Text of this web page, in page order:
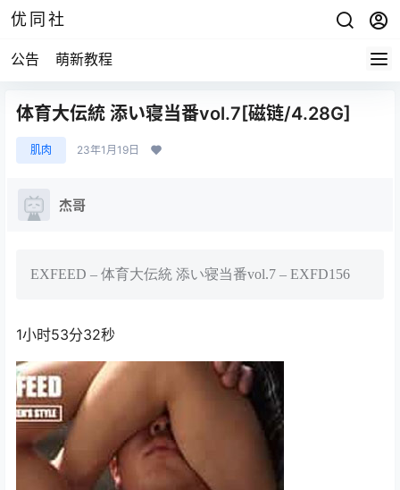
优同社
公告 萌新教程
体育大伝統 添い寝当番vol.7[磁链/4.28G]
肌肉 23年1月19日
杰哥
EXFEED – 体育大伝統 添い寝当番vol.7 – EXFD156
1小时53分32秒